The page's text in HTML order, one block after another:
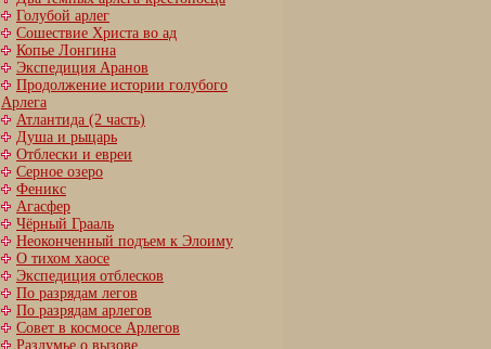
Голубой арлег
Сошествие Христа во ад
Копье Лонгина
Экспедиция Аранов
Продолжение истории голубого
Арлега
Атлантида (2 часть)
Душа и рыцарь
Отблески и евреи
Серное озеро
Феникс
Агасфер
Чёрный Грааль
Неоконченный подъем к Элоиму
О тихом хаосе
Экспедиция отблесков
По разрядам легов
По разрядам арлегов
Совет в космосе Арлегов
Раздумье о вызове